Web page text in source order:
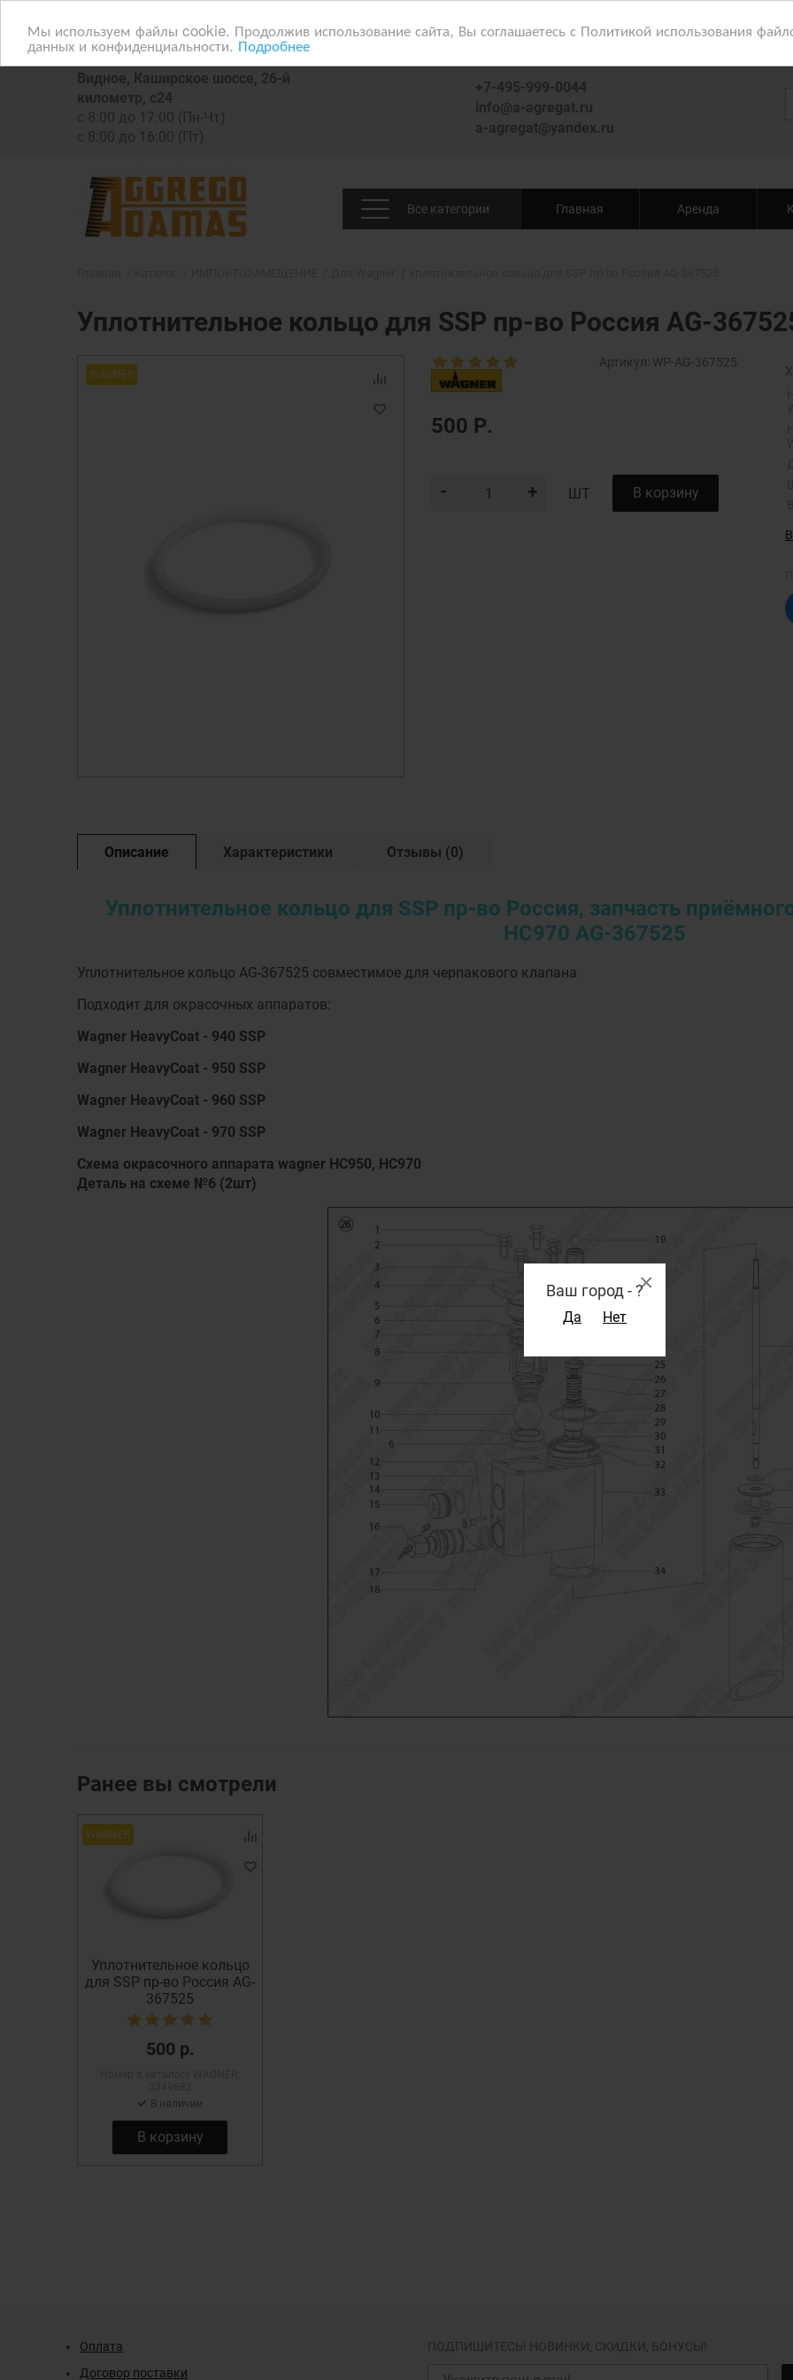
Мы используем файлы cookie. Продолжив использование сайта, Вы соглашаетесь с Политикой использования
данных и конфиденциальности. Подробнее
Ваш город -?
Да Нет
×
Видное, Каширское шоссе, 26-й
километр, с24
с 8:00 до 17:00 (Пн-Чт)
с 8:00 до 16:00 (Пт)
+7-495-999-0044
info@a-agregat.ru
a-agregat@yandex.ru
Все категории Главная Аренда
Уплотнительное кольцо для SSP пр-во Россия AG-
WAGNER
Артикул: WP-AG-367525
500 Р.
+
- ШТ В корзину
Описание Характеристики Отзывы (0)
Уплотнительное кольцо для SSP пр-во Россия, запчасть
HC970 AG-367525
Уплотнительное кольцо AG-367525 совместимое для черпакового клапана
Подходит для окрасочных аппаратов:
Wagner HeavyCoat - 940 SSP
Wagner HeavyCoat - 950 SSP
Wagner HeavyCoat - 960 SSP
Wagner HeavyCoat - 970 SSP
Схема окрасочного аппарата wagner HC950, HC970
Деталь на схеме №6 (2шт)
Ранее вы смотрели
WAGNER
Уплотнительное кольцо
для SSP пр-во Россия AG-
367525
500 р.
В наличии
В корзину
Оплата
Договор поставки
ПОДПИШИТЕСЬ! НОВИНКИ, СКИДКИ, БОНУСЫ!